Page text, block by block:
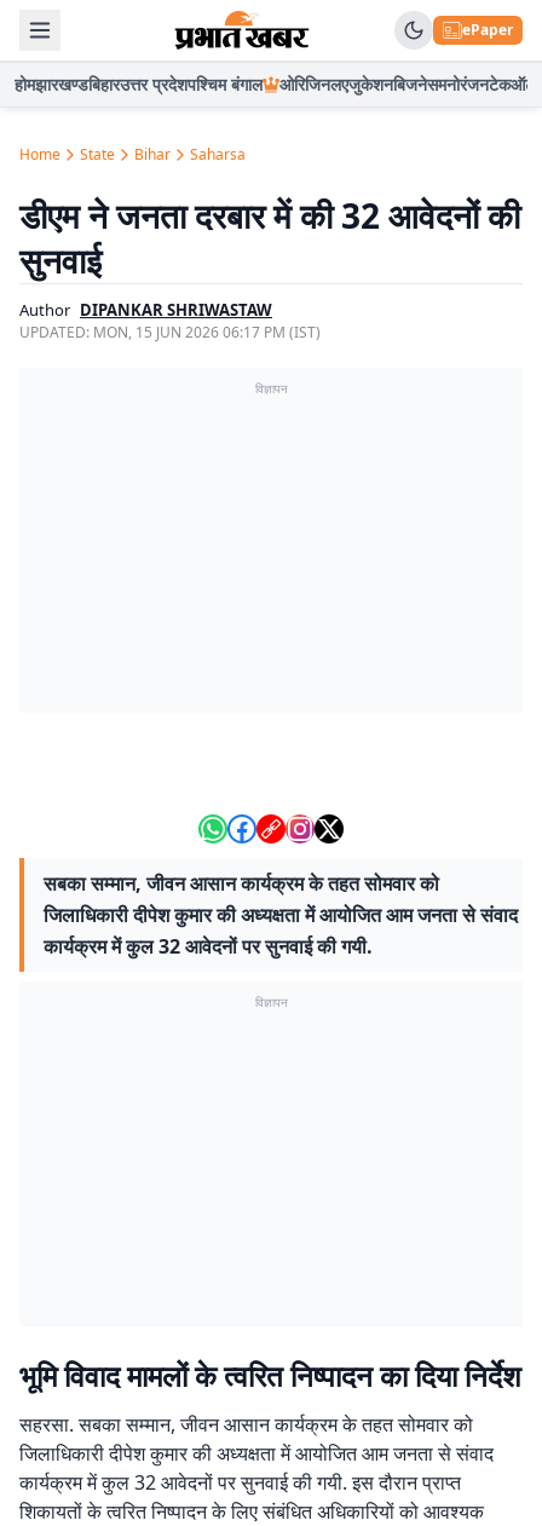
ePaper
होमझारखण्डबिहारउत्तर प्रदेशपश्चिम बंगाल ओरिजिनलएजुकेशनबिजनेसमनोरंजनटेकऑटो
Home State Bihar Saharsa
डीएम ने जनता दरबार में की 32 आवेदनों की
सुनवाई
Author DIPANKAR SHRIWASTAW
UPDATED: MON, 15 JUN 2026 06:17 PM (IST)
विज्ञापन
सबका सम्मान, जीवन आसान कार्यक्रम के तहत सोमवार को
जिलाधिकारी दीपेश कुमार की अध्यक्षता में आयोजित आम जनता से संवाद
कार्यक्रम में कुल 32 आवेदनों पर सुनवाई की गयी.
विज्ञापन
भूमि विवाद मामलों के त्वरित निष्पादन का दिया निर्देश
सहरसा. सबका सम्मान, जीवन आसान कार्यक्रम के तहत सोमवार को
जिलाधिकारी दीपेश कुमार की अध्यक्षता में आयोजित आम जनता से संवाद
कार्यक्रम में कुल 32 आवेदनों पर सुनवाई की गयी. इस दौरान प्राप्त
शिकायतों के त्वरित निष्पादन के लिए संबंधित अधिकारियों को आवश्यक